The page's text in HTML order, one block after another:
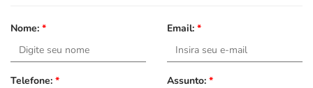
Nome: * Email: *
Telefone: * Assunto: *